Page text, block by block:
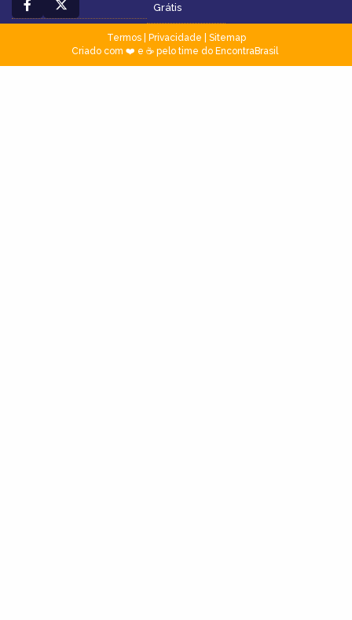
Grátis
Termos| Privacidade
Sitemap
Criado com ❤️ e ☕ pelo time do EncontraBrasil